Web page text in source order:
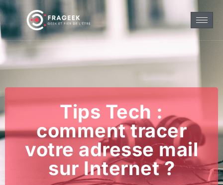
Tips Tech :
comment tracer
votre adresse mail
sur Internet ?